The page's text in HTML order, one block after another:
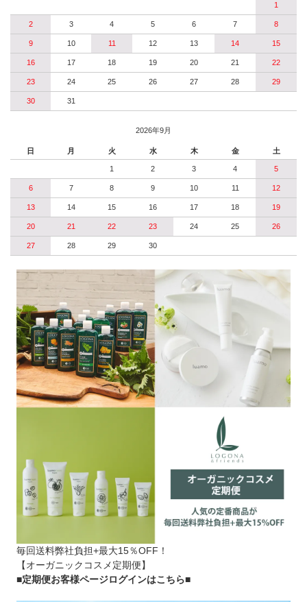
1
2 3 4 5 6 7 8
9 10 11 12 13 14 15
16 17 18 19 20 21 22
23 24 25 26 27 28 29
30 31
2026年9月
日 月 火 水 木 金 土
1 2 3 4 5
6 7 8 9 10 11 12
13 14 15 16 17 18 19
20 21 22 23 24 25 26
27 28 29 30
毎回送料弊社負担+最大15％OFF！
【オーガニックコスメ定期便】
■定期便お客様ページログインはこちら■